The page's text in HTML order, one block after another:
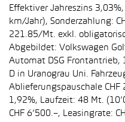
Effektiver Jahreszins
km/Jahr), Sonderzahlung:
221.85/Mt. exkl.
Abgebildet: Volkswagen
Automat DSG
D in Uranograu Uni.
Ablieferungspauschale CHF
1,92%, Laufzeit: 48 Mt.
CHF 6’500.–, Leasingrate: